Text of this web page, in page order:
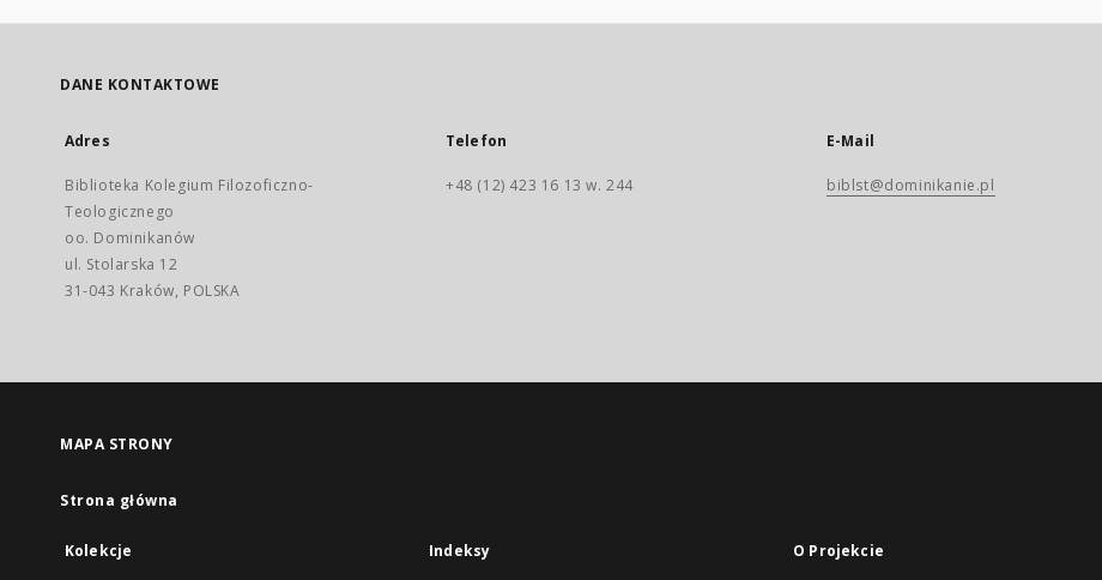
DANE KONTAKTOWE
Adres
Biblioteka Kolegium Filozoficzno-
Teologicznego
oo. Dominikanów
ul. Stolarska 12
31-043 Kraków, POLSKA
Telefon
+48 (12) 423 16 13 w. 244
E-Mail
biblst@dominikanie.pl
MAPA STRONY
Strona główna
Kolekcje Indeksy O Projekcie